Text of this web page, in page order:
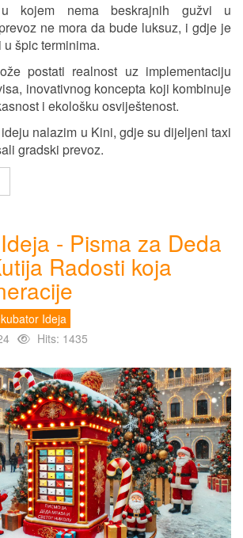
kojem nema beskrajnih gužvi u
ne mora da bude luksuz, i gdje je
špic terminima.
postati realnost uz implementaciju
inovativnog koncepta koji kombinuje
i ekološku osviještenost.
nalazim u Kini, gdje su dijeljeni taxi
gradski prevoz.
- Pisma za Deda
Radosti koja
Ideja
Hits: 1435